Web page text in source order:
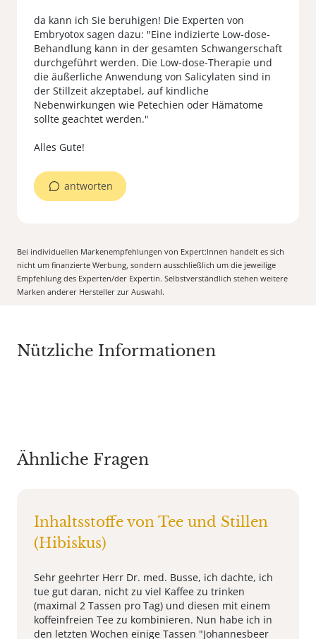
da kann ich Sie beruhigen! Die Experten von
Embryotox sagen dazu: "Eine indizierte Low-dose-
Behandlung kann in der gesamten Schwangerschaft
durchgeführt werden. Die Low-dose-Therapie und
die äußerliche Anwendung von Salicylaten sind in
der Stillzeit akzeptabel, auf kindliche
Nebenwirkungen wie Petechien oder Hämatome
sollte geachtet werden."
antworten
Bei individuellen Markenempfehlungen von Expert:Innen handelt es sich
nicht um finanzierte Werbung, sondern ausschließlich um die jeweilige
Empfehlung des Experten/der Expertin. Selbstverständlich stehen weitere
Marken anderer Hersteller zur Auswahl.
Nützliche Informationen
Ähnliche Fragen
Inhaltsstoffe von Tee und Stillen
(Hibiskus)
Sehr geehrter Herr Dr. med. Busse, ich dachte, ich
tue gut daran, nicht zu viel Kaffee zu trinken
(maximal 2 Tassen pro Tag) und diesen mit einem
koffeinfreien Tee zu kombinieren. Nun habe ich in
den letzten Wochen einige Tassen "Johannesbeer